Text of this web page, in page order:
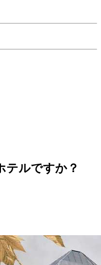
テルですか？